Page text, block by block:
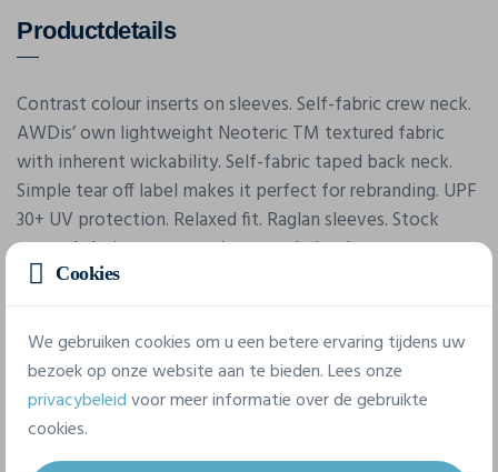
Productdetails
Contrast colour inserts on sleeves. Self-fabric crew neck.
AWDis’ own lightweight Neoteric TM textured fabric
with inherent wickability. Self-fabric taped back neck.
Simple tear off label makes it perfect for rebranding. UPF
30+ UV protection. Relaxed fit. Raglan sleeves. Stock
currently being converted to recycled polyester.
Eigenschappen
Merk
Awdis
Cookies
We gebruiken cookies om u een betere ervaring tijdens uw
bezoek op onze website aan te bieden. Lees onze
privacybeleidvoor meer informatie over de gebruikte
cookies.